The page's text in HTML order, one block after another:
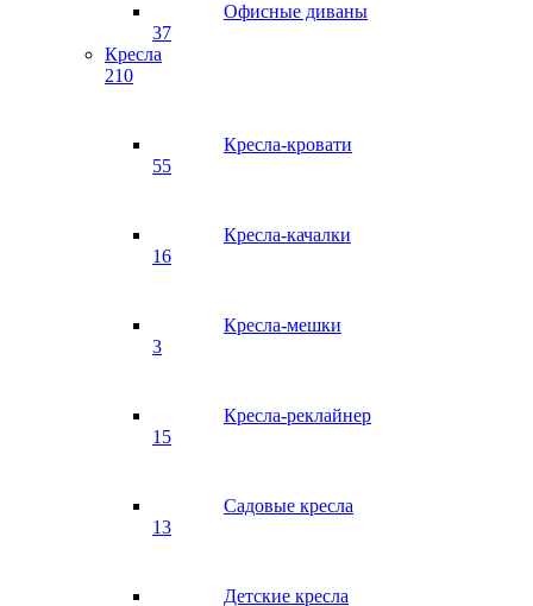
Офисные диваны
37
Кресла
210
Кресла-кровати
55
Кресла-качалки
16
Кресла-мешки
3
Кресла-реклайнер
15
Садовые кресла
13
Детские кресла